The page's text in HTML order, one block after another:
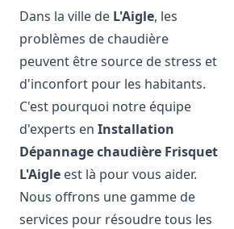
Dans la ville de L'Aigle, les
problèmes de chaudière
peuvent être source de stress et
d'inconfort pour les habitants.
C'est pourquoi notre équipe
d'experts enInstallation
Dépannage chaudière Frisquet
L'Aigle est là pour vous aider.
Nous offrons une gamme de
services pour résoudre tous les